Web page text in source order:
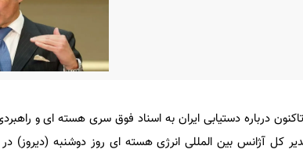
درباره دستیابی ایران به اسناد فوق سری هسته ای و
کل آژانس بین المللی انرژی هسته ای روز دوشنبه (دیروز)